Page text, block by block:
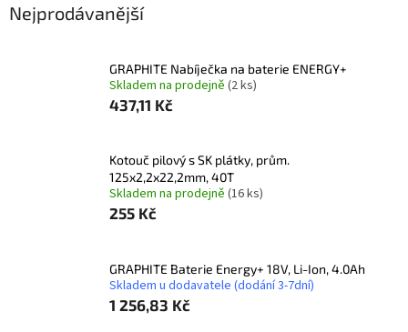
Nejprodávanější
GRAPHITE Nabíječka na baterie ENERGY+
Skladem na prodejně (2 ks)
437,11 Kč
Kotouč pilový s SK plátky, prům.
125x2,2x22,2mm, 40T
Skladem na prodejně (16 ks)
255 Kč
GRAPHITE Baterie Energy+ 18V, Li-Ion, 4.0Ah
Skladem u dodavatele (dodání 3-7dní)
1 256,83 Kč